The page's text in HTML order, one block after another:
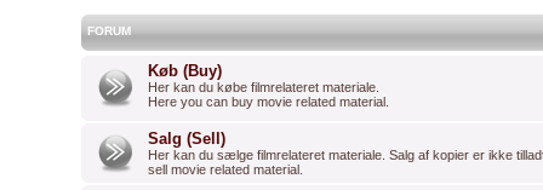
FORUM
Køb (Buy)
Her kan du købe filmrelateret materiale.
Here you can buy movie related material.
Salg (Sell)
Her kan du sælge filmrelateret materiale. Salg af kopier er ikke
sell movie related material.